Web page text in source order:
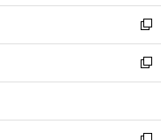
開
く
ウ
で
開
く
ン
ド
ウ
で
開
ウ
ィ
ン
ド
ウ
開
し
い
ウ
ィ
ン
ウ
新
し
い
ウ
ン
新
し
ウ